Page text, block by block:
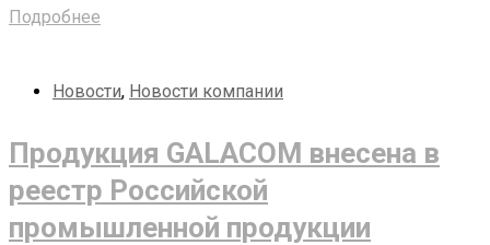
Подробнее
Новости, Новости компании
Продукция GALACOM внесена в
реестр Российской
промышленной продукции